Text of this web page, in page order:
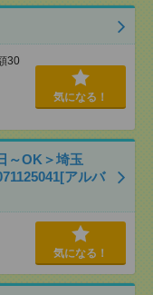
30
気になる！
～OK＞埼玉
アルバ
気になる！